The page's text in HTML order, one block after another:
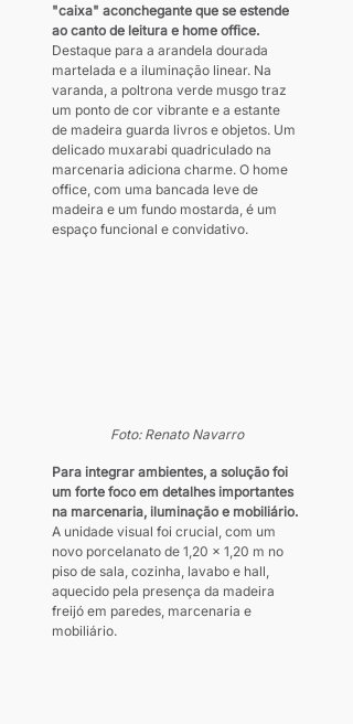
"caixa" aconchegante que se estende
ao canto de leitura e home office.
Destaque para a arandela dourada
martelada e a iluminação linear. Na
varanda, a poltrona verde musgo traz
um ponto de cor vibrante e a estante
de madeira guarda livros e objetos. Um
delicado muxarabi quadriculado na
marcenaria adiciona charme. O home
office, com uma bancada leve de
madeira e um fundo mostarda, é um
espaço funcional e convidativo.
Foto: Renato Navarro
Para integrar ambientes, a solução foi
um forte foco em detalhes importantes
na marcenaria, iluminação e mobiliário.
A unidade visual foi crucial, com um
novo porcelanato de 1,20 x 1,20 m no
piso de sala, cozinha, lavabo e hall,
aquecido pela presença da madeira
freijó em paredes, marcenaria e
mobiliário.